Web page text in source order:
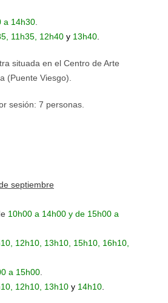
a 14h30
11h35, 12h40 y 13h40
situada en el Centro de Arte
(Puente Viesgo).
sesión: 7 personas
septiembre
10h00 a 14h00 y de 15h00 a
12h10, 13h10, 15h10, 16h10,
a 15h00
12h10, 13h10 y 14h10